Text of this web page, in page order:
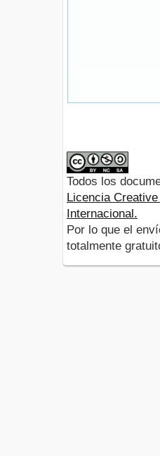
Todos los
Licencia
Internacional.
Por lo que el
totalmente